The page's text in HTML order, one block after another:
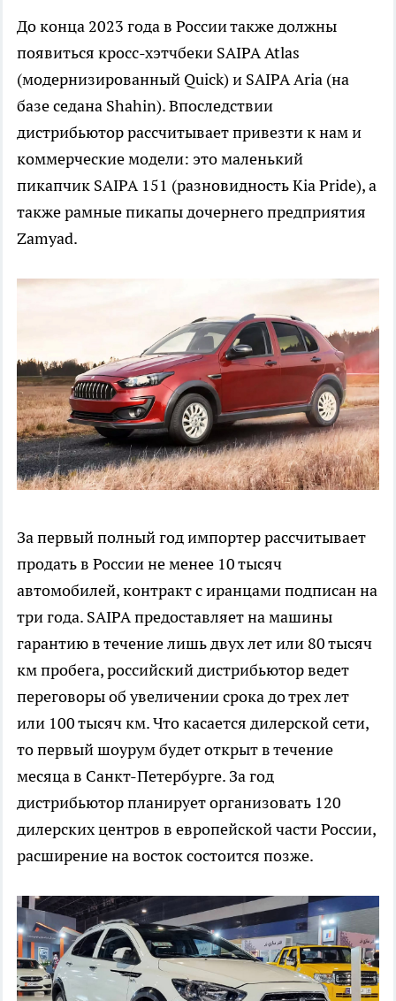
До конца 2023 года в России также должны
появиться кросс-хэтчбеки SAIPA Atlas
(модернизированный Quick) и SAIPA Aria (на
базе седана Shahin). Впоследствии
дистрибьютор рассчитывает привезти к нам и
коммерческие модели: это маленький
пикапчик SAIPA 151 (разновидность Kia Pride), а
также рамные пикапы дочернего предприятия
Zamyad.
За первый полный год импортер рассчитывает
продать в России не менее 10 тысяч
автомобилей, контракт с иранцами подписан на
три года. SAIPA предоставляет на машины
гарантию в течение лишь двух лет или 80 тысяч
км пробега, российский дистрибьютор ведет
переговоры об увеличении срока до трех лет
или 100 тысяч км. Что касается дилерской сети,
то первый шоурум будет открыт в течение
месяца в Санкт-Петербурге. За год
дистрибьютор планирует организовать 120
дилерских центров в европейской части России,
расширение на восток состоится позже.